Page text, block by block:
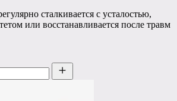
сталкивается с усталостью,
или восстанавливается после травм